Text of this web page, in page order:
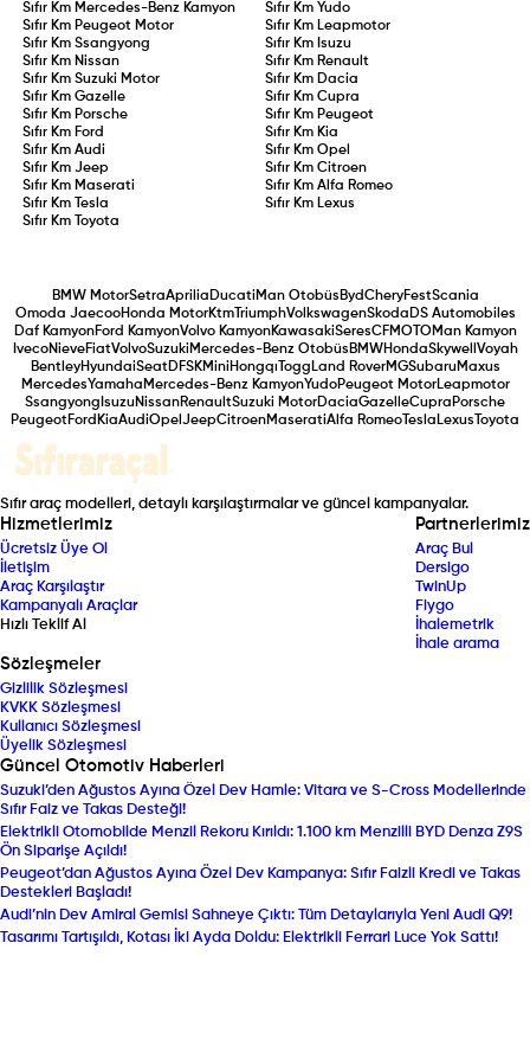
Sıfır Km Mercedes-Benz Kamyon Sıfır Km Yudo
Sıfır Km Peugeot Motor Sıfır Km Leapmotor
Sıfır KmSsangyong Sıfır Km Isuzu
Sıfır Km Nissan Sıfır Km Renault
Sıfır KmSuzuki Motor Sıfır Km Dacia
Sıfır KmGazelle Sıfır Km Cupra
Sıfır Km Porsche Sıfır Km Peugeot
Sıfır Km Ford Sıfır Km Kia
Sıfır KmAudi Sıfır Km Opel
Sıfır KmJeep Sıfır Km Citroen
Sıfır Km Maserati Sıfır Km Alfa Romeo
Sıfır Km
Tesla Sıfır Km Lexus
Sıfır Km
Toyota
BMW MotorSetraAprilia Ducati Man Otobüs BydCheryFestScania
Omoda JaecooHonda MotorKtmTriumphVolkswagenSkoda DS Automobiles
Daf KamyonFord KamyonVolvo KamyonKawasakiSeresCFMOTOMan Kamyon
IvecoNieveFiatVolvoSuzuki Mercedes-Benz Otobüs BMWHondaSkywell Voyah
BentleyHyundaiSeatDFSKMini Hongqı Togg Land RoverMGSubaruMaxus
MercedesYamaha Mercedes-Benz KamyonYudoPeugeot MotorLeapmotor
Ssangyong IsuzuNissanRenaultSuzuki MotorDaciaGazelleCupra Porsche
PeugeotFord KiaAudiOpel JeepCitroenMaseratiAlfa Romeo Tesla Lexus Toyota
Sıfır araç modelleri, detaylı karşılaştırmalar ve güncel kampanyalar.
Hizmetlerimiz
Ücretsiz Üye Ol
İletişim
Araç Karşılaştır
Kampanyalı Araçlar
Hızlı Teklif Al
Partnerlerimiz
Araç Bul
Dersigo
TwinUp
Fiygo
İhalemetrik
İhale arama
Sözleşmeler
Gizlilik Sözleşmesi
KVKK Sözleşmesi
Kullanıcı Sözleşmesi
Üyelik Sözleşmesi
Güncel Otomotiv Haberleri
Suzuki’den Ağustos Ayına Özel Dev Hamle: Vitara ve S-Cross Modellerinde
Sıfır Faiz ve Takas Desteği!
Elektrikli Otomobilde Menzil Rekoru Kırıldı: 1.100 km Menzilli BYD Denza Z9S
Ön Siparişe Açıldı!
Peugeot’dan Ağustos Ayına Özel Dev Kampanya: Sıfır Faizli Kredi ve Takas
Destekleri Başladı!
Audi’nin Dev Amiral Gemisi Sahneye Çıktı: Tüm Detaylarıyla Yeni Audi Q9!
Tasarımı Tartışıldı, Kotası İki Ayda Doldu: Elektrikli Ferrari Luce Yok Sattı!